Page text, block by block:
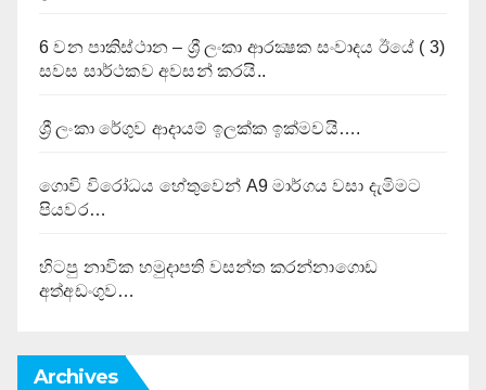
6 වන පාකිස්ථාන – ශ්‍රී ලංකා ආරක්‍ෂක සංවාදය ඊයේ ( 3)
සවස සාර්ථකව අවසන් කරයි..
ශ්‍රී ලංකා රේගුව ආදායම් ඉලක්ක ඉක්මවයි….
ගොවි විරෝධය හේතුවෙන් A9 මාර්ගය වසා දැමිමට
පියවර…
හිටපු නාවික හමුදාපති වසන්ත කරන්නාගොඩ
අත්අඩංගුව…
Archives